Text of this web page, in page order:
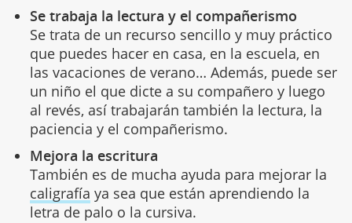
Se trabaja la lectura y el compañerismo
Se trata de un recurso sencillo y muy práctico
que puedes hacer en casa, en la escuela, en
las vacaciones de verano… Además, puede ser
un niño el que dicte a su compañero y luego
al revés, así trabajarán también la lectura, la
paciencia y el compañerismo.
Mejora la escritura
También es de mucha ayuda para mejorar la
caligrafía ya sea que están aprendiendo la
letra de palo o la cursiva.